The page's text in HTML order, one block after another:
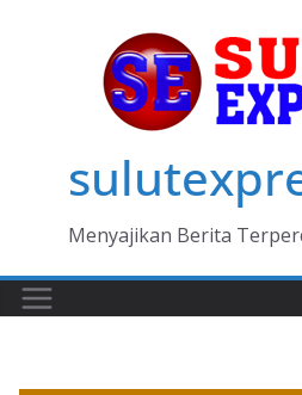
Menyajikan Berita